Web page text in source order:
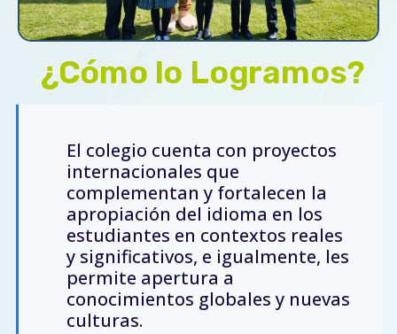
¿Cómo lo Logramos?
El colegio cuenta con proyectos
internacionales que
complementan y fortalecen la
apropiación del idioma en los
estudiantes en contextos reales
y significativos, e igualmente, les
permite apertura a
conocimientos globales y nuevas
culturas.